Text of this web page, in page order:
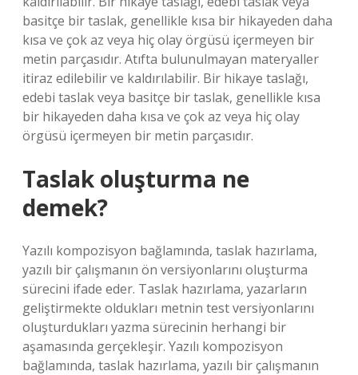
basitçe bir taslak, genellikle kısa bir hikayeden daha
kısa ve çok az veya hiç olay örgüsü içermeyen bir
metin parçasıdır. Atıfta bulunulmayan materyaller
itiraz edilebilir ve kaldırılabilir. Bir hikaye taslağı,
edebi taslak veya basitçe bir taslak, genellikle kısa
bir hikayeden daha kısa ve çok az veya hiç olay
örgüsü içermeyen bir metin parçasıdır.
Taslak oluşturma ne
demek?
Yazılı kompozisyon bağlamında, taslak hazırlama,
yazılı bir çalışmanın ön versiyonlarını oluşturma
sürecini ifade eder. Taslak hazırlama, yazarların
geliştirmekte oldukları metnin test versiyonlarını
oluşturdukları yazma sürecinin herhangi bir
aşamasında gerçekleşir. Yazılı kompozisyon
bağlamında, taslak hazırlama, yazılı bir çalışmanın